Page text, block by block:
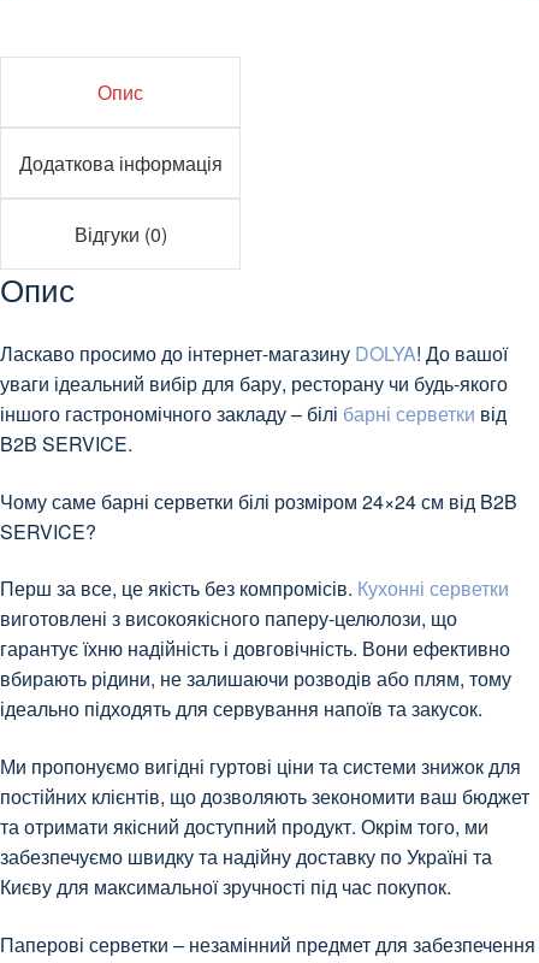
Опис
Додаткова інформація
Відгуки (0)
Опис
Ласкаво просимо до інтернет-магазину DOLYA! До вашої
уваги ідеальний вибір для бару, ресторану чи будь-якого
іншого гастрономічного закладу – білі барні серветки від
B2B SERVICE.
Чому саме барні серветки білі розміром 24×24 см від B2B
SERVICE?
Перш за все, це якість без компромісів. Кухонні серветки
виготовлені з високоякісного паперу-целюлози, що
гарантує їхню надійність і довговічність. Вони ефективно
вбирають рідини, не залишаючи розводів або плям, тому
ідеально підходять для сервування напоїв та закусок.
Ми пропонуємо вигідні гуртові ціни та системи знижок для
постійних клієнтів, що дозволяють зекономити ваш бюджет
та отримати якісний доступний продукт. Окрім того, ми
забезпечуємо швидку та надійну доставку по Україні та
Києву для максимальної зручності під час покупок.
Паперові серветки – незамінний предмет для забезпечення